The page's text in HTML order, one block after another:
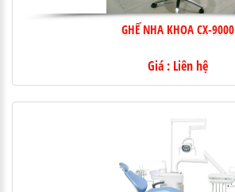
GHẾ NHA KHOA CX-9000
Giá : Liên hệ